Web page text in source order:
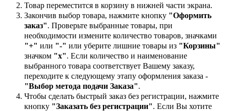
Товар переместится в корзину в нижней части экрана.
Закончив выбор товара, нажмите кнопку "Оформить
заказ". Проверьте выбранные товары, при
необходимости измените количество товаров, значками
"+" или "-" или уберите лишние товары из "Корзины"
значком "х". Если количество и наименование
выбранного товара соответствует Вашему заказу,
переходите к следующему этапу оформления заказа -
"Выбор метода подачи Заказа".
Чтобы сделать быстрый заказ без регистрации, нажмите
кнопку "Заказать без регистрации". Если Вы хотите